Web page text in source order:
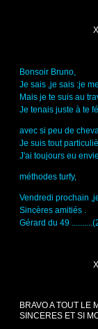
Bonsoir Bruno,
Je sais ,je sais :je
Mais je te suis au
Je tenais juste à te
avec si peu de
Je suis tout
J'ai toujours eu
méthodes turfy,
Vendredi prochain
Sincères amitiés .
Gérard du 49
BRAVO A TOUT LE
SINCERES ET SI